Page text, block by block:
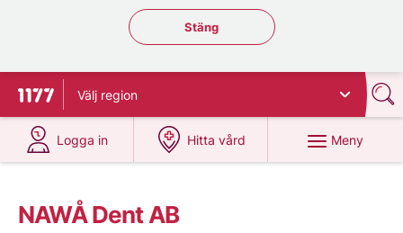
Stäng regionsväljaren
Stäng
Till startsidan för 1177
Välj region
Logga in
på 1177.se
Hitta vård
på 1177.se
Meny
NAWÅ Dent AB